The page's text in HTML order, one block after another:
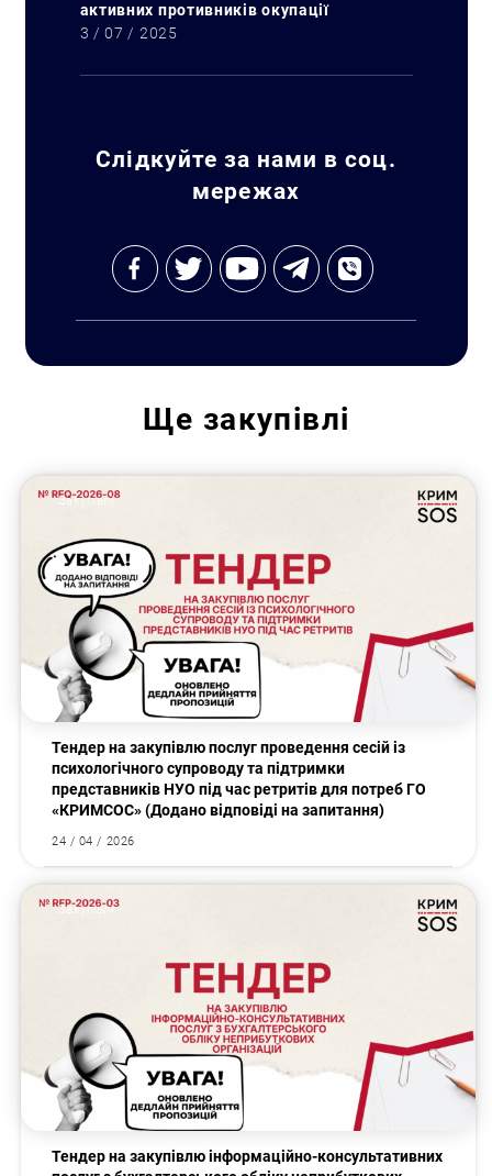
активних противників окупації
3 / 07 / 2025
Слідкуйте за нами в соц.
мережах
Ще закупівлі
Закупівлі
Тендер на закупівлю послуг проведення сесій із
психологічного супроводу та підтримки
представників НУО під час ретритів для потреб ГО
«КРИМСОС» (Додано відповіді на запитання)
24 / 04 / 2026
Закупівлі
Тендер на закупівлю інформаційно-консультативних